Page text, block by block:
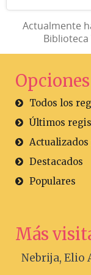
Actualmente
Opciones
Todos los
Últimos
Destacados
Populares
Más
Nebrija, Elio